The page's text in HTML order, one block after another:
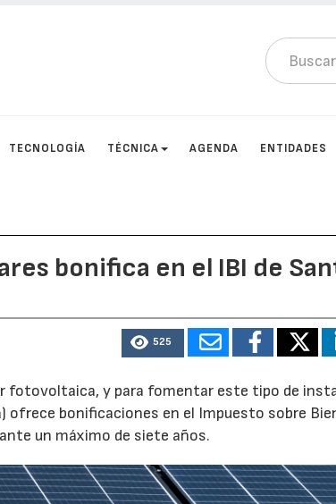
TECNOLOGÍA TÉCNICA AGENDA ENTIDADES
bonifica en el IBI de
525
fotovoltaica, y para fomentar este tipo de
ofrece bonificaciones en el Impuesto sobre
un máximo de siete años.